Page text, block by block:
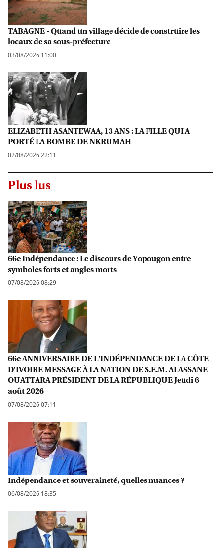
TABAGNE - Quand un village décide de construire les
locaux de sa sous-préfecture
03/08/2026 11:00
ELIZABETH ASANTEWAA, 13 ANS : LA FILLE QUI A
PORTÉ LA BOMBE DE NKRUMAH
02/08/2026 22:11
Plus lus
66e Indépendance : Le discours de Yopougon entre
symboles forts et angles morts
07/08/2026 08:29
66e ANNIVERSAIRE DE L'INDÉPENDANCE DE LA CÔTE
D'IVOIRE MESSAGE À LA NATION DE S.E.M. ALASSANE
OUATTARA PRÉSIDENT DE LA RÉPUBLIQUE Jeudi 6
août 2026
07/08/2026 07:11
Indépendance et souveraineté, quelles nuances ?
06/08/2026 18:35